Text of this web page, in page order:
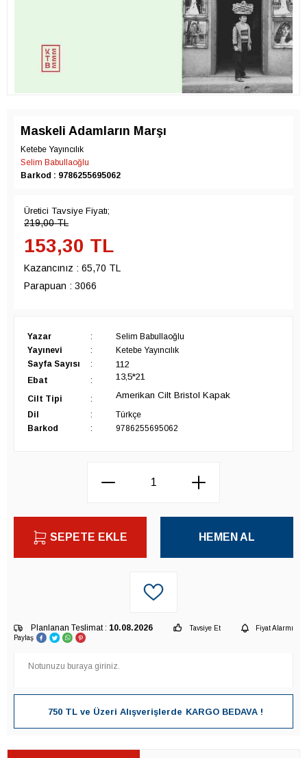
Maskeli Adamların Marşı
Ketebe Yayıncılık
Selim Babullaoğlu
Barkod : 9786255695062
Üretici Tavsiye Fiyatı;
219,00TL
153,30 TL
Kazancınız : 65,70 TL
Parapuan : 3066
Yazar :
Selim Babullaoğlu
Yayınevi
:
Ketebe Yayıncılık
Sayfa Sayısı
: 112
Ebat : 13,5*21
Cilt Tipi : Amerikan Cilt Bristol Kapak
Dil :
Türkçe
Barkod
: 9786255695062
SEPETE EKLE HEMEN AL
Planlanan Teslimat : 10.08.2026 Tavsiye Et
Fiyat Alarmı
Paylaş
750 TL ve Üzeri Alışverişlerde KARGO BEDAVA !